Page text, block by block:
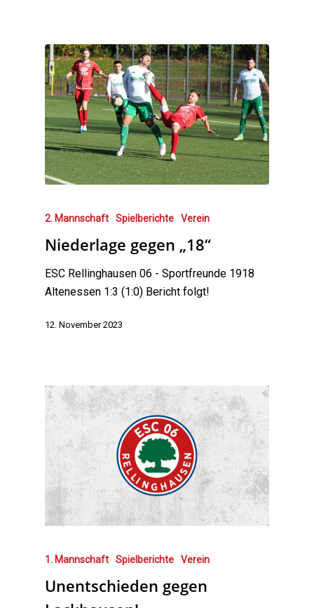
2. Mannschaft Spielberichte Verein
Niederlage gegen „18“
ESC Rellinghausen 06 - Sportfreunde 1918
Altenessen 1:3 (1:0) Bericht folgt!
12. November 2023
1. Mannschaft Spielberichte Verein
Unentschieden gegen